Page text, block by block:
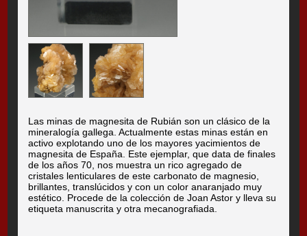
Las minas de magnesita de Rubián son un clásico de la
mineralogía gallega. Actualmente estas minas están en
activo explotando uno de los mayores yacimientos de
magnesita de España. Este ejemplar, que data de finales
de los años 70, nos muestra un rico agregado de
cristales lenticulares de este carbonato de magnesio,
brillantes, translúcidos y con un color anaranjado muy
estético. Procede de la colección de Joan Astor y lleva su
etiqueta manuscrita y otra mecanografiada.